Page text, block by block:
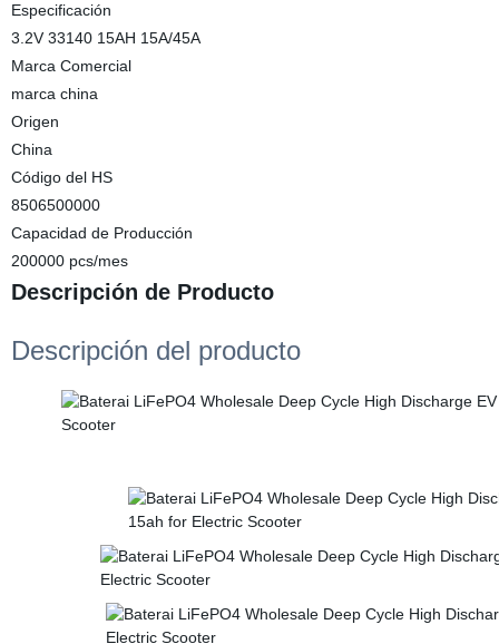
Especificación
3.2V 33140 15AH 15A/45A
Marca Comercial
marca china
Origen
China
Código del HS
8506500000
Capacidad de Producción
200000 pcs/mes
Descripción de Producto
Descripción del producto